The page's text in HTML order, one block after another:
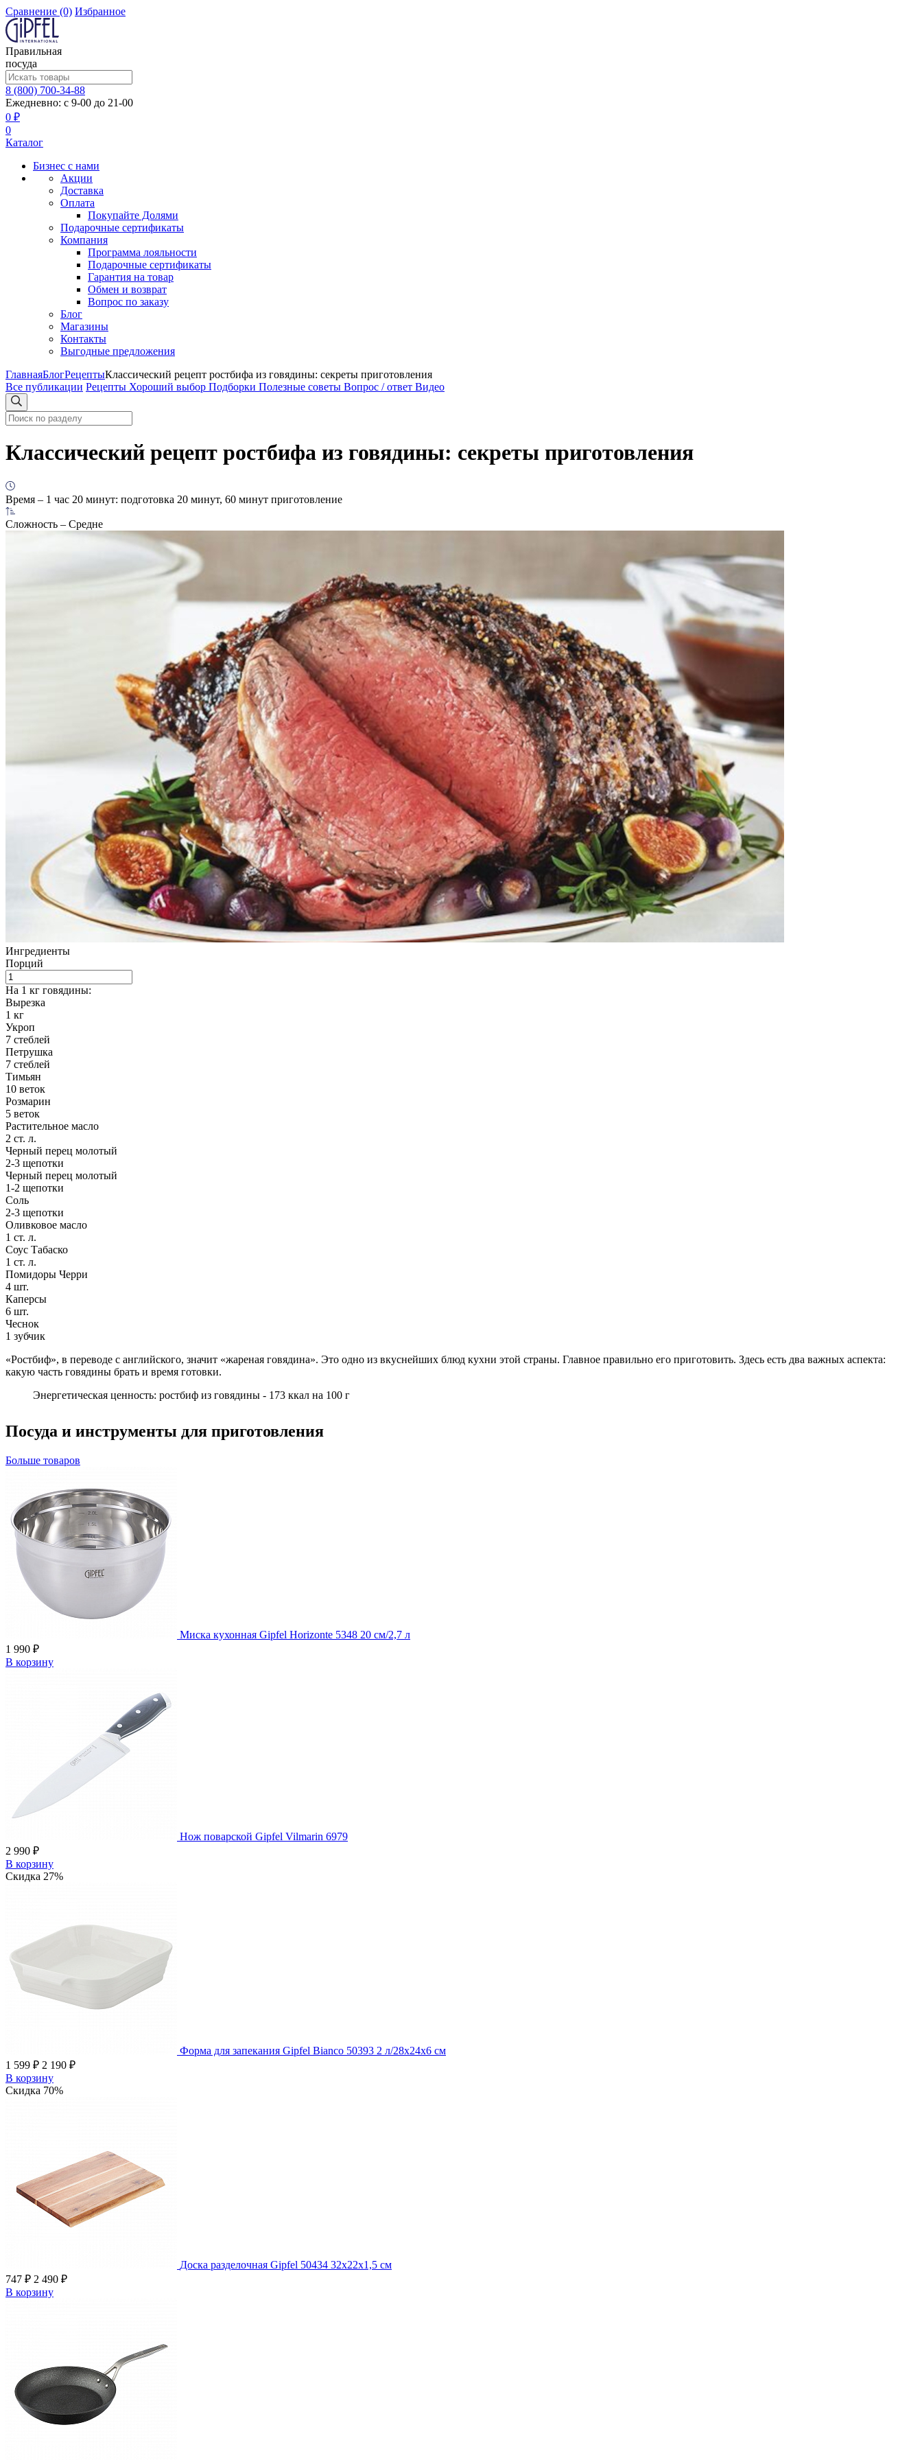
Сравнение (0) Избранное
Правильная
посуда
8 (800) 700-34-88
Ежедневно: с 9-00 до 21-00
0 ₽
0
Каталог
Бизнес с нами
Акции
Доставка
Оплата
Покупайте Долями
Подарочные сертификаты
Компания
Программа лояльности
Подарочные сертификаты
Гарантия на товар
Обмен и возврат
Вопрос по заказу
Блог
Магазины
Контакты
Выгодные предложения
ГлавнаяБлогРецептыКлассический рецепт ростбифа из говядины: секреты приготовления
Все публикации Рецепты Хороший выбор Подборки Полезные советы Вопрос / ответ Видео
Классический рецепт ростбифа из говядины: секреты приготовления
Время – 1 час 20 минут: подготовка 20 минут, 60 минут приготовление
Сложность – Средне
Ингредиенты
Порций
На 1 кг говядины:
Вырезка
1 кг
Укроп
7 стеблей
Петрушка
7 стеблей
Тимьян
10 веток
Розмарин
5 веток
Растительное масло
2 ст. л.
Черный перец молотый
2-3 щепотки
Черный перец молотый
1-2 щепотки
Соль
2-3 щепотки
Оливковое масло
1 ст. л.
Соус Табаско
1 ст. л.
Помидоры Черри
4 шт.
Каперсы
6 шт.
Чеснок
1 зубчик
«Ростбиф», в переводе с английского, значит «жареная говядина». Это одно из вкуснейших блюд кухни этой страны. Главное правильно его приготовить. Здесь есть два важных аспекта:
какую часть говядины брать и время готовки.
Энергетическая ценность: ростбиф из говядины - 173 ккал на 100 г
Посуда и инструменты для приготовления
Больше товаров
Миска кухонная Gipfel Horizonte 5348 20 см/2,7 л
1 990 ₽
В корзину
Нож поварской Gipfel Vilmarin 6979
2 990 ₽
В корзину
Скидка 27%
Форма для запекания Gipfel Bianco 50393 2 л/28x24x6 см
1 599 ₽ 2 190 ₽
В корзину
Скидка 70%
Доска разделочная Gipfel 50434 32x22x1,5 см
747 ₽ 2 490 ₽
В корзину